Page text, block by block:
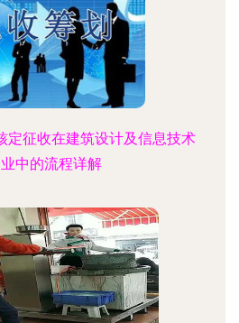
定征收在建筑设计及信息技术
中的流程详解